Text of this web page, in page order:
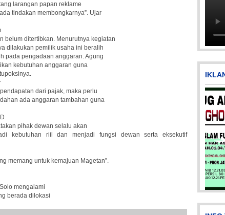
larangan papan reklame
tindakan membongkarnya”. Ujar
belum ditertibkan. Menurutnya kegiatan
dilakukan pemilik usaha ini beralih
pada pengadaan anggaran. Agung
kebutuhan anggaran guna
dari pajak, maka perlu
ada anggaran tambahan guna
pihak dewan selalu akan
kebutuhan riil dan menjadi fungsi dewan serta eksekutif
memang untuk kemajuan Magetan”.
mengalami
berada dilokasi
IMG-20170928-WA0071
Picsart_23-04-02_13-27-26-